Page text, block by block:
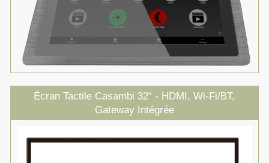
Écran Tactile Casambi 32" - HDMI, Wi-Fi/BT,
Gateway Intégrée